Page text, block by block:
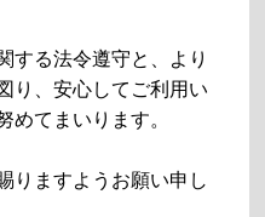
する法令遵守と、より
り、安心してご利用い
めてまいります。
りますようお願い申し